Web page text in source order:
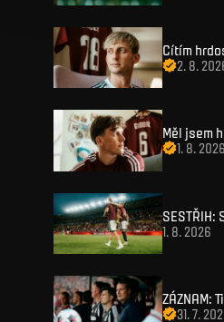
Cítím
2. 8.
Měl jsem
1. 8. 2026
SESTŘIH:
1. 8. 2026
ZÁZNAM:
31. 7.
VSTUPENKY
Vstupenky
Permanentky
VIP vstupenky
Prohlídky stadionu
FANZONE
Sparta UNLIMITED.
Sparta Junior Club
Aplikace Sparta.
Televizní aplikace
FANSHOP
ZÁPASY